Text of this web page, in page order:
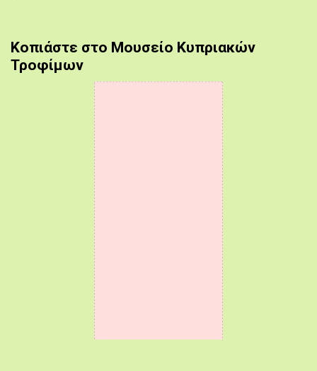
Κοπιάστε στο Μουσείο Κυπριακών
Τροφίμων